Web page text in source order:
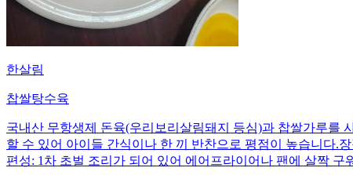
한살림
찹쌀탕수육
국내산 무항생제 돈육(우리보리살림돼지 등심)과 찹쌀가루를
할 수 있어 아이들 간식이나 한 끼 반찬으로 평점이 높습니다.
편성: 1차 초벌 조리가 되어 있어 에어프라이어나 팬에 살짝 구